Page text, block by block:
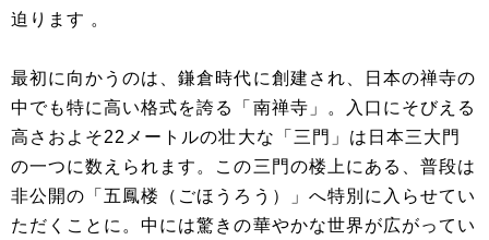
迫ります 。
最初に向かうのは、鎌倉時代に創建され、日本の禅寺の
中でも特に高い格式を誇る「南禅寺」。入口にそびえる
高さおよそ22メートルの壮大な「三門」は日本三大門
の一つに数えられます。この三門の楼上にある、普段は
非公開の「五鳳楼（ごほうろう）」へ特別に入らせてい
ただくことに。中には驚きの華やかな世界が広がってい